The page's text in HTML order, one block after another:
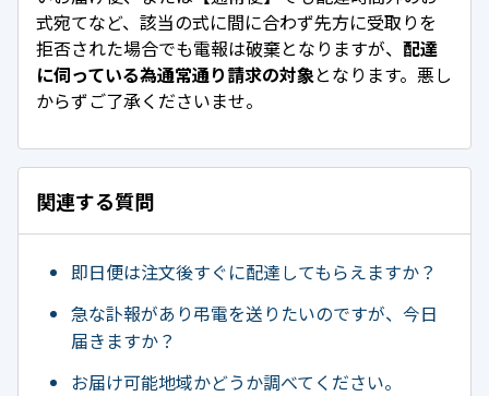
式宛てなど、該当の式に間に合わず先方に受取りを
拒否された場合でも電報は破棄となりますが、 配達
に伺っている為通常通り請求の対象となります。悪し
からずご了承くださいませ。
関連する質問
即日便は注文後すぐに配達してもらえますか？
急な訃報があり弔電を送りたいのですが、今日
届きますか？
お届け可能地域かどうか調べてください。